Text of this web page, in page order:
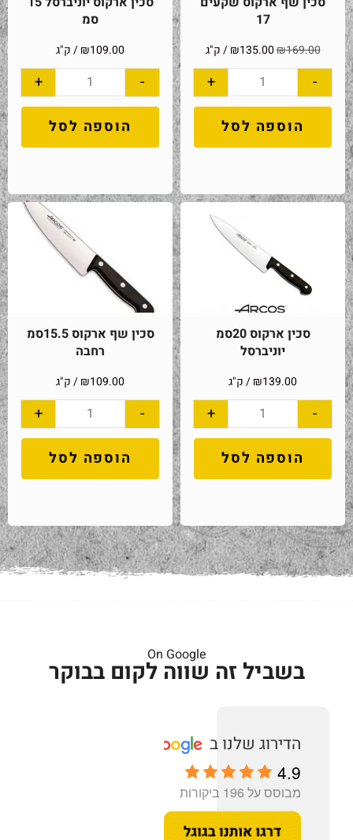
17
₪169.00
₪135.00 / ק"ג
-
+
הוספה לסל
סמ
₪109.00 / ק"ג
-
+
הוספה לסל
סכין ארקוס 20סמ
יוניברסל
₪139.00 / ק"ג
-
+
הוספה לסל
סכין שף ארקוס 15.5סמ
רחבה
₪109.00 / ק"ג
-
+
הוספה לסל
On Google
בשביל זה שווה לקום בבוקר
4.9
מבוסס על 196 ביקורות